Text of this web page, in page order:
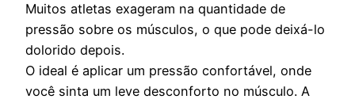
Muitos atletas exageram na quantidade de
pressão sobre os músculos, o que pode deixá-lo
dolorido depois.
O ideal é aplicar um pressão confortável, onde
você sinta um leve desconforto no músculo. A